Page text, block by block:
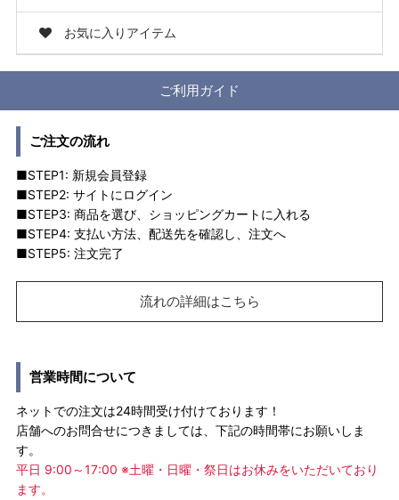
お気に入りアイテム
ご利用ガイド
ご注文の流れ
■STEP1: 新規会員登録
■STEP2: サイトにログイン
■STEP3: 商品を選び、ショッピングカートに入れる
■STEP4: 支払い方法、配送先を確認し、注文へ
■STEP5: 注文完了
流れの詳細はこちら
営業時間について
ネットでの注文は24時間受け付けております！
店舗へのお問合せにつきましては、下記の時間帯にお願いしま
す。
平日 9:00～17:00 ※土曜・日曜・祭日はお休みをいただいており
ます。